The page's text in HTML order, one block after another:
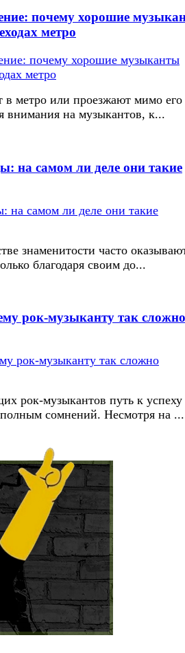
почему хорошие
метро
в метро или проезжают мимо его
внимания на музыкантов, к...
на самом ли деле они такие
знаменитости часто
благодаря своим до...
рок-музыканту так сложно
рок-музыкантов путь к успеху
сомнений. Несмотря на ...